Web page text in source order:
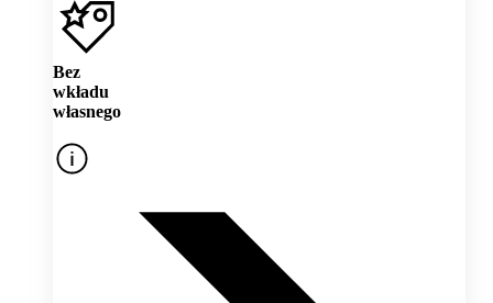
Bez
wkładu
własnego